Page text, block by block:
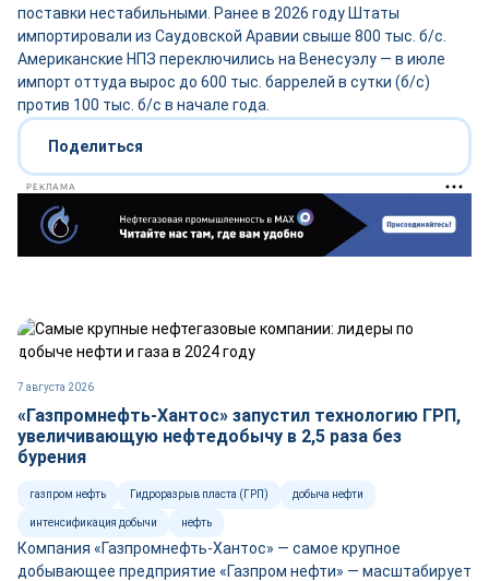
поставки нестабильными. Ранее в 2026 году Штаты
импортировали из Саудовской Аравии свыше 800 тыс. б/с.
Американские НПЗ переключились на Венесуэлу — в июле
импорт оттуда вырос до 600 тыс. баррелей в сутки (б/с)
против 100 тыс. б/с в начале года.
Поделиться
РЕКЛАМА
7 августа 2026
«Газпромнефть-Хантос» запустил технологию ГРП,
увеличивающую нефтедобычу в 2,5 раза без
бурения
газпром нефть Гидроразрыв пласта (ГРП) добыча нефти
интенсификация добычи нефть
Компания «Газпромнефть-Хантос» — самое крупное
добывающее предприятие «Газпром нефти» — масштабирует